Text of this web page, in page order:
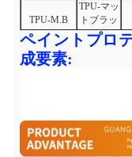
TPU-M.B
TPU-マッ
トブラッ
ク
ペイントプロ
成要素: